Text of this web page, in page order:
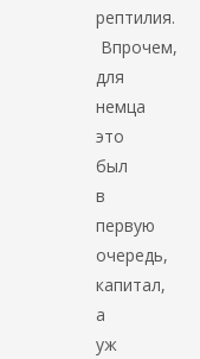
рептилия.
Впрочем,
для
немца
это
был
в
первую
очередь,
капитал,
а
уж